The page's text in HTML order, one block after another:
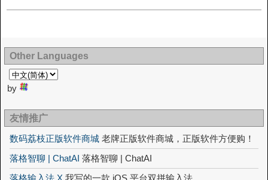
Other Languages
by
友情推广
数码荔枝正版软件商城 老牌正版软件商城，正版软件方便购！
落格智聊 | ChatAI 落格智聊 | ChatAI
落格输入法 X 我写的一款 iOS 平台双拼输入法